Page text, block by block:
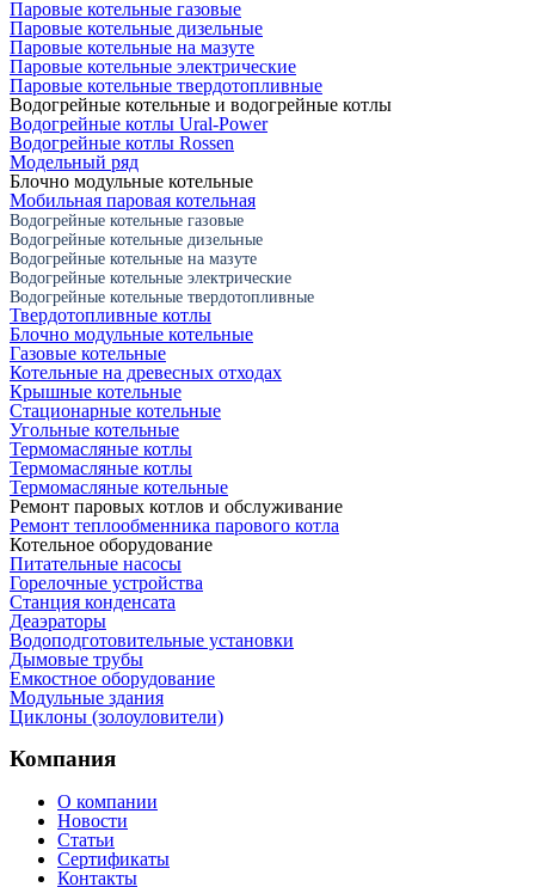
Паровые котельные газовые
Паровые котельные дизельные
Паровые котельные на мазуте
Паровые котельные электрические
Паровые котельные твердотопливные
Водогрейные котельные и водогрейные котлы
Водогрейные котлы Ural-Power
Водогрейные котлы Rossen
Модельный ряд
Блочно модульные котельные
Мобильная паровая котельная
Водогрейные котельные газовые
Водогрейные котельные дизельные
Водогрейные котельные на мазуте
Водогрейные котельные электрические
Водогрейные котельные твердотопливные
Твердотопливные котлы
Блочно модульные котельные
Газовые котельные
Котельные на древесных отходах
Крышные котельные
Стационарные котельные
Угольные котельные
Термомасляные котлы
Термомасляные котлы
Термомасляные котельные
Ремонт паровых котлов и обслуживание
Ремонт теплообменника парового котла
Котельное оборудование
Питательные насосы
Горелочные устройства
Станция конденсата
Деаэраторы
Водоподготовительные установки
Дымовые трубы
Емкостное оборудование
Mодульные здания
Циклоны (золоуловители)
Компания
О компании
Новости
Статьи
Сертификаты
Контакты